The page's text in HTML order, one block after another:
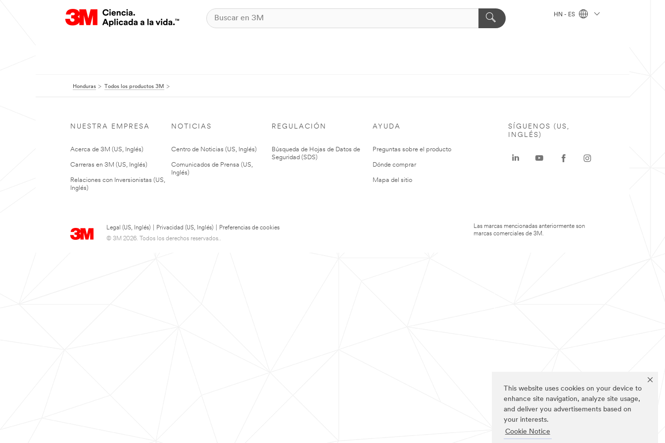
This website uses cookies on your device to
enhance site navigation, analyze site usage,
and deliver you advertisements based on
your interests.
Cookie Notice
HN - ES
Honduras Todos los productos 3M
NUESTRA EMPRESA
Acerca de 3M (US, Inglés)
Carreras en 3M (US, Inglés)
Relaciones con Inversionistas (US,
Inglés)
NOTICIAS
Centro de Noticias (US, Inglés)
Comunicados de Prensa (US,
Inglés)
REGULACIÓN
Búsqueda de Hojas de Datos de
Seguridad (SDS)
AYUDA
Preguntas sobre el producto
Dónde comprar
Mapa del sitio
Legal (US, Inglés) Privacidad (US, Inglés)
Preferencias de cookies
© 3M 2026. Todos los derechos reservados..
SÍGUENOS (US,
INGLÉS)
Las marcas mencionadas anteriormente son
marcas comerciales de 3M.